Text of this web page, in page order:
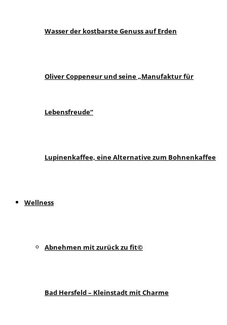
Wasser der kostbarste Genuss auf Erden
Oliver Coppeneur und seine „Manufaktur für
Lebensfreude“
Lupinenkaffee, eine Alternative zum Bohnenkaffee
Wellness
Abnehmen mit zurück zu fit©
Bad Hersfeld – Kleinstadt mit Charme